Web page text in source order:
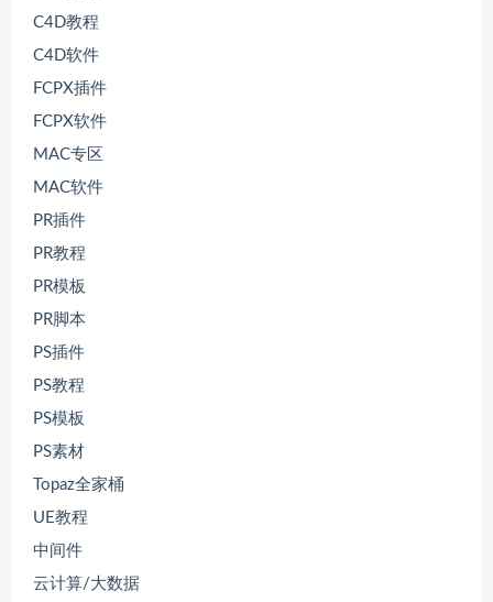
C4D教程
C4D软件
FCPX插件
FCPX软件
MAC专区
MAC软件
PR插件
PR教程
PR模板
PR脚本
PS插件
PS教程
PS模板
PS素材
Topaz全家桶
UE教程
中间件
云计算/大数据